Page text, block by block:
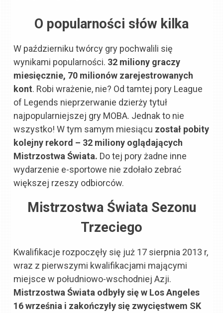
O popularności słów kilka
W październiku twórcy gry pochwalili się
wynikami popularności. 32 miliony graczy
miesięcznie, 70 milionów zarejestrowanych
kont. Robi wrażenie, nie? Od tamtej pory League
of Legends nieprzerwanie dzierży tytuł
najpopularniejszej gry MOBA. Jednak to nie
wszystko! W tym samym miesiącu został pobity
kolejny rekord – 32 miliony oglądających
Mistrzostwa Świata. Do tej pory żadne inne
wydarzenie e-sportowe nie zdołało zebrać
większej rzeszy odbiorców.
Mistrzostwa Świata Sezonu
Trzeciego
Kwalifikacje rozpoczęły się już 17 sierpnia 2013 r,
wraz z pierwszymi kwalifikacjami mającymi
miejsce w południowo-wschodniej Azji.
Mistrzostwa Świata odbyły się w Los Angeles
16 września i zakończyły się zwycięstwem SK